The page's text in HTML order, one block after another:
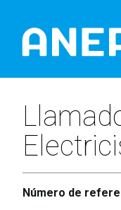
Número de